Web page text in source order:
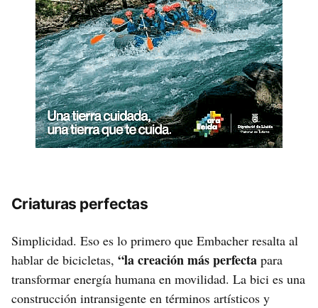
Criaturas perfectas
Simplicidad. Eso es lo primero que Embacher resalta al
hablar de bicicletas, “la creación más perfecta para
transformar energía humana en movilidad. La bici es una
construcción intransigente en términos artísticos y